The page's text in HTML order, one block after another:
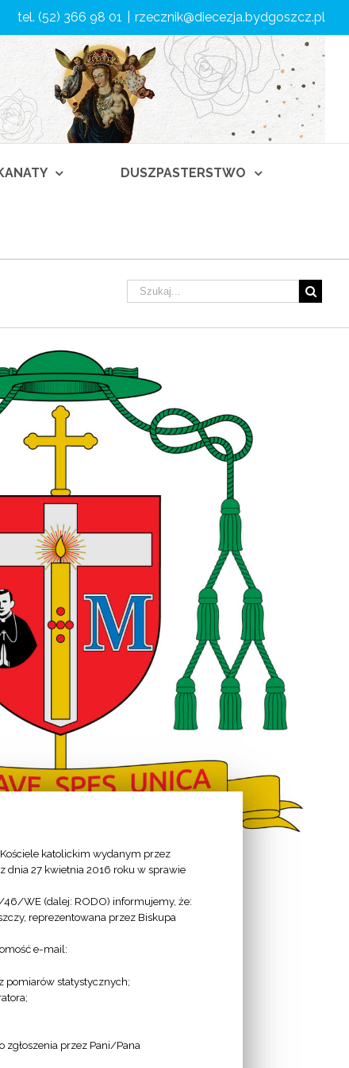
tel. (52) 366 98 01 rzecznik@diecezja.bydgoszcz.pl
DUSZPASTERSTWO
Herb do pobrania:
format .png
katolickim wydanym przez
dnia 27 kwietnia 2016 roku w sprawie
WE (dalej: RODO) informujemy, że:
reprezentowana przez Biskupa
e-mail:
pomiarów statystycznych;
zgłoszenia przez Pani/Pana